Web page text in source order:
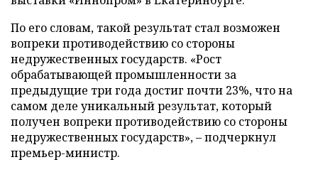
По его словам, такой результат стал возможен
вопреки противодействию со стороны
недружественных государств. «Рост
обрабатывающей промышленности за
предыдущие три года достиг почти 23%, что на
самом деле уникальный результат, который
получен вопреки противодействию со стороны
недружественных государств», – подчеркнул
премьер-министр.